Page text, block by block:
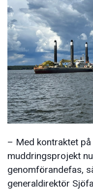
– Med kontraktet
muddringsprojekt
genomförandefas,
generaldirektör